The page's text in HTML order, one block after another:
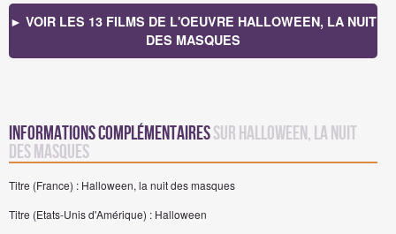
► VOIR LES 13 FILMS DE L'OEUVRE HALLOWEEN, LA NUIT
DES MASQUES
Informations complémentairessur Halloween, la nuit
des masques
Titre (France) : Halloween, la nuit des masques
Titre (Etats-Unis d'Amérique) : Halloween